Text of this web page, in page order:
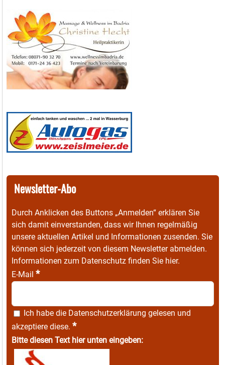
Newsletter-Abo
Durch Anklicken des Buttons „Anmelden“ erklären Sie
sich damit einverstanden, dass wir Ihnen regelmäßig
unsere aktuellen Artikel und Informationen zusenden. Sie
können sich jederzeit von diesem Newsletter abmelden.
Informationen zum Datenschutz finden Sie hier.
E-Mail *
Ich habe die Datenschutzerklärung gelesen und
akzeptiere diese. *
Bitte diesen Text hier unten eingeben: